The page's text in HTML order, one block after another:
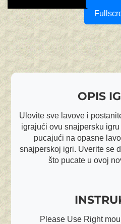
OPIS
Ulovite sve lavove i
igrajući ovu snajpersku
pucajući na opasne
snajperskoj igri. Uverite se
što pucate u ovoj
Please Use Right